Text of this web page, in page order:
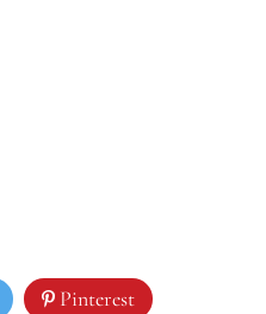
Pinterest